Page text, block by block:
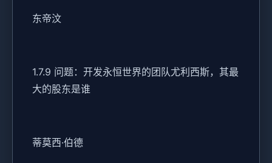
东帝汶
1.7.9 问题：开发永恒世界的团队尤利西斯，其最
大的股东是谁
蒂莫西·伯德